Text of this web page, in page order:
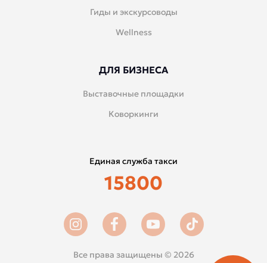
Гиды и экскурсоводы
Wellness
ДЛЯ БИЗНЕСА
Выставочные площадки
Коворкинги
Все права защищены © 2026
Единая служба такси
15800